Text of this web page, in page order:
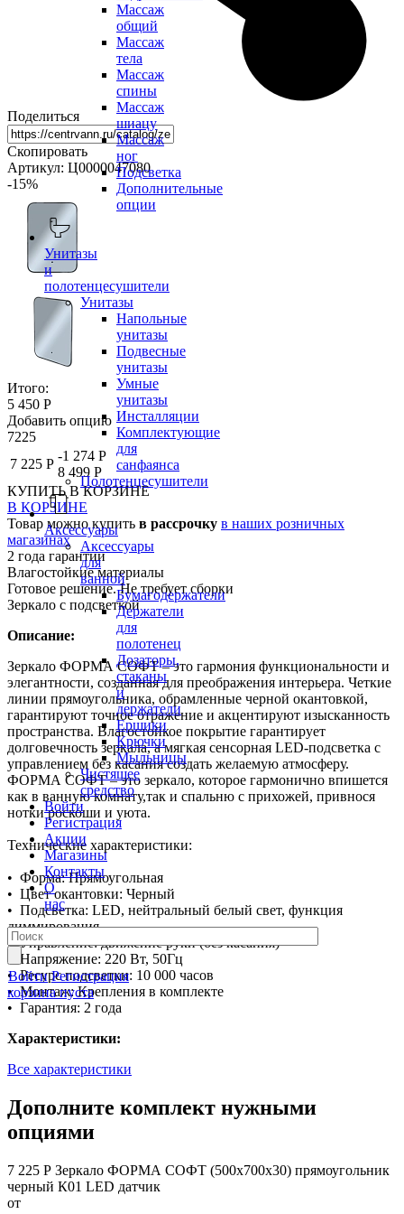
Массаж
общий
Массаж
тела
Массаж
спины
Массаж
шиацу
Массаж
ног
Подсветка
Дополнительные
опции
Унитазы
и
полотенцесушители
Унитазы
Напольные
унитазы
Подвесные
унитазы
Умные
унитазы
Инсталляции
Комплектующие
для
санфаянса
Полотенцесушители
Аксессуары
Аксессуары
для
ванной
Бумагодержатели
Держатели
для
полотенец
Дозаторы,
стаканы
и
держатели
Ершики
Крючки
Мыльницы
Чистящее
средство
Войти
Регистрация
Акции
Магазины
Контакты
О
нас
Войти Регистрация
корзина пуста
Поделиться
Скопировать
Артикул: Ц0000047080
-15%
Итого:
5 450 Р
Добавить опцию
7225
7 225 Р
-1 274 Р
8 499 Р
КУПИТЬ В КОРЗИНЕ
В КОРЗИНЕ
Товар можно купить в рассрочку в наших розничных
магазинах
2 года гарантии
Влагостойкие материалы
Готовое решение. Не требует сборки
Зеркало с подсветкой
Описание:
Зеркало ФОРМА СОФТ – это гармония функциональности и
элегантности, созданная для преображения интерьера. Четкие
линии прямоугольника, обрамленные черной окантовкой,
гарантируют точное отражение и акцентируют изысканность
пространства. Влагостойкое покрытие гарантирует
долговечность зеркала, а мягкая сенсорная LED-подсветка с
управлением без касания создать желаемую атмосферу.
ФОРМА СОФТ – это зеркало, которое гармонично впишется
как в ванную комнату,так и спальню с прихожей, привнося
нотки роскоши и уюта.
Технические характеристики:
• Форма: Прямоугольная
• Цвет окантовки: Черный
• Подсветка: LED, нейтральный белый свет, функция
диммирования
• Управление: движение руки (без касания)
• Напряжение: 220 Вт, 50Гц
• Ресурс подсветки: 10 000 часов
• Монтаж: Крепления в комплекте
• Гарантия: 2 года
Характеристики:
Все характеристики
Дополните комплект нужными
опциями
7 225 Р Зеркало ФОРМА СОФТ (500х700х30) прямоугольник
черный К01 LED датчик
от